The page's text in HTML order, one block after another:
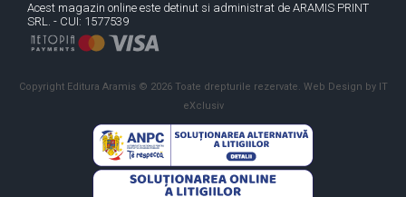
Acest magazin online este detinut si administrat de ARAMIS PRINT
SRL. - CUI: 1577539
Copyright Editura Aramis © 2026 Toate drepturile rezervate. Web Design by IT
eXclusiv